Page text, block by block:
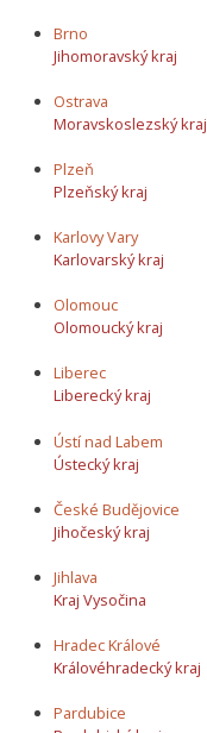
Brno
Jihomoravský kraj
Ostrava
Moravskoslezský kraj
Plzeň
Plzeňský kraj
Karlovy Vary
Karlovarský kraj
Olomouc
Olomoucký kraj
Liberec
Liberecký kraj
Ústí nad Labem
Ústecký kraj
České Budějovice
Jihočeský kraj
Jihlava
Kraj Vysočina
Hradec Králové
Královéhradecký kraj
Pardubice